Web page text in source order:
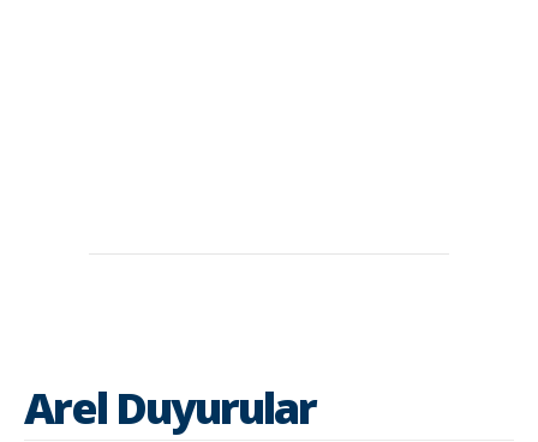
Arel Duyurular